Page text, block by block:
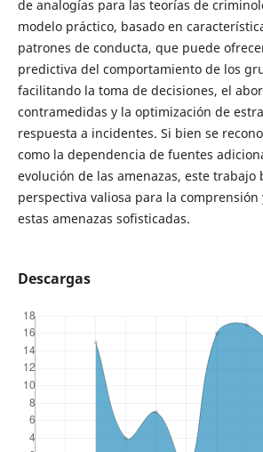
de analogías para las teorías de
modelo práctico, basado en
patrones de conducta, que puede
predictiva del comportamiento de los
facilitando la toma de decisiones, el
contramedidas y la optimización de
respuesta a incidentes. Si bien se
como la dependencia de fuentes
evolución de las amenazas, este trabajo
perspectiva valiosa para la
estas amenazas sofisticadas.
Descargas